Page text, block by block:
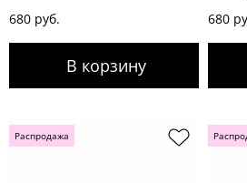
680 руб. 680
Распродажа